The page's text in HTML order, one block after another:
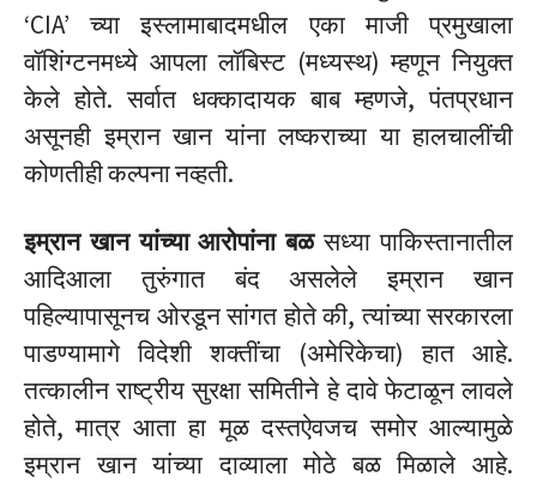
‘CIA’ च्या इस्लामाबादमधील एका माजी प्रमुखाला
वॉशिंग्टनमध्ये आपला लॉबिस्ट (मध्यस्थ) म्हणून नियुक्त
केले होते. सर्वात धक्कादायक बाब म्हणजे, पंतप्रधान
असूनही इम्रान खान यांना लष्कराच्या या हालचालींची
कोणतीही कल्पना नव्हती.
इम्रान खान यांच्या आरोपांना बळसध्या पाकिस्तानातील
आदिआला तुरुंगात बंद असलेले इम्रान खान
पहिल्यापासूनच ओरडून सांगत होते की, त्यांच्या सरकारला
पाडण्यामागे विदेशी शक्तींचा (अमेरिकेचा) हात आहे.
तत्कालीन राष्ट्रीय सुरक्षा समितीने हे दावे फेटाळून लावले
होते, मात्र आता हा मूळ दस्तऐवजच समोर आल्यामुळे
इम्रान खान यांच्या दाव्याला मोठे बळ मिळाले आहे.